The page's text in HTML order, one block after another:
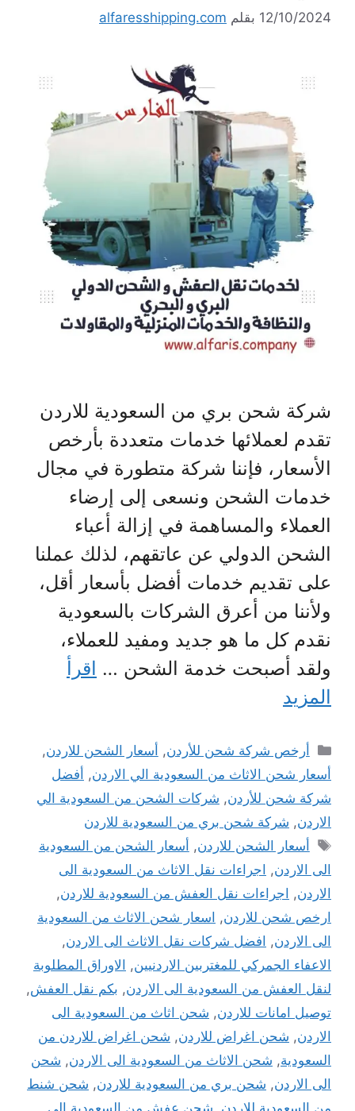
12/10/2024 بقلم alfaresshipping.com
شركة شحن بري من السعودية للاردن
تقدم لعملائها خدمات متعددة بأرخص
الأسعار، فإننا شركة متطورة في مجال
خدمات الشحن ونسعى إلى إرضاء
العملاء والمساهمة في إزالة أعباء
الشحن الدولي عن عاتقهم، لذلك عملنا
على تقديم خدمات أفضل بأسعار أقل،
ولأننا من أعرق الشركات بالسعودية
نقدم كل ما هو جديد ومفيد للعملاء،
ولقد أصبحت خدمة الشحن … اقرأ
المزيد
التصنيفات
أرخص شركة شحن للأردن, أسعار الشحن للاردن,
أسعار شحن الاثاث من السعودية الي الاردن, أفضل
شركة شحن للأردن, شركات الشحن من السعودية الي
الاردن, شركة شحن بري من السعودية للاردن
الوسوم
أسعار الشحن للاردن, أسعار الشحن من السعودية
الى الاردن, اجراءات نقل الاثاث من السعودية الى
الاردن, اجراءات نقل العفش من السعودية للاردن,
ارخص شحن للاردن, اسعار شحن الاثاث من السعودية
الى الاردن, افضل شركات نقل الاثاث الى الاردن,
الاعفاء الجمركي للمغتربين الاردنيين,
الاوراق المطلوبة
لنقل العفش من السعودية الى الاردن, بكم نقل العفش,
توصيل امانات للاردن, شحن اثاث من السعودية الى
الاردن, شحن اغراض للاردن, شحن اغراض للاردن من
السعودية, شحن الاثاث من السعودية الى الاردن, شحن
الى الاردن, شحن بري من السعودية للاردن, شحن شنط
من السعودية للاردن شحن عفش من السعودية الى